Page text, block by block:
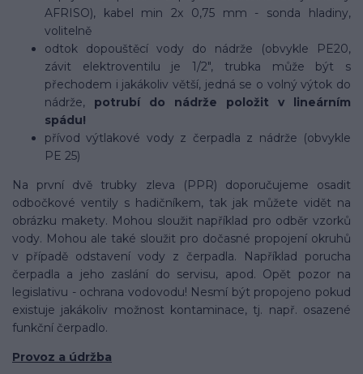
AFRISO), kabel min 2x 0,75 mm - sonda hladiny,
volitelně
odtok dopouštěcí vody do nádrže (obvykle PE20,
závit elektroventilu je 1/2", trubka může být s
přechodem i jakákoliv větší, jedná se o volný výtok do
nádrže, potrubí do nádrže položit v lineárním
spádu!
přívod výtlakové vody z čerpadla z nádrže (obvykle
PE 25)
Na první dvě trubky zleva (PPR) doporučujeme osadit
odbočkové ventily s hadičníkem, tak jak můžete vidět na
obrázku makety. Mohou sloužit například pro odběr vzorků
vody. Mohou ale také sloužit pro dočasné propojení okruhů
v případě odstavení vody z čerpadla. Například porucha
čerpadla a jeho zaslání do servisu, apod. Opět pozor na
legislativu - ochrana vodovodu! Nesmí být propojeno pokud
existuje jakákoliv možnost kontaminace, tj. např. osazené
funkční čerpadlo.
Provoz a údržba